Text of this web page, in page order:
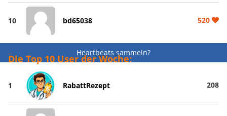
10 bd65038 520
Heartbeats sammeln?
Die Top 10 User der Woche:
1 RabattRezept 208